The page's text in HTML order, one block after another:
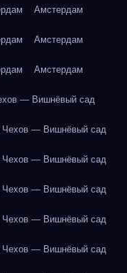
Амстердам
Амстердам
Амстердам
— Вишнёвый сад
Чехов — Вишнёвый сад
Чехов — Вишнёвый сад
Чехов — Вишнёвый сад
Чехов — Вишнёвый сад
Чехов — Вишнёвый сад